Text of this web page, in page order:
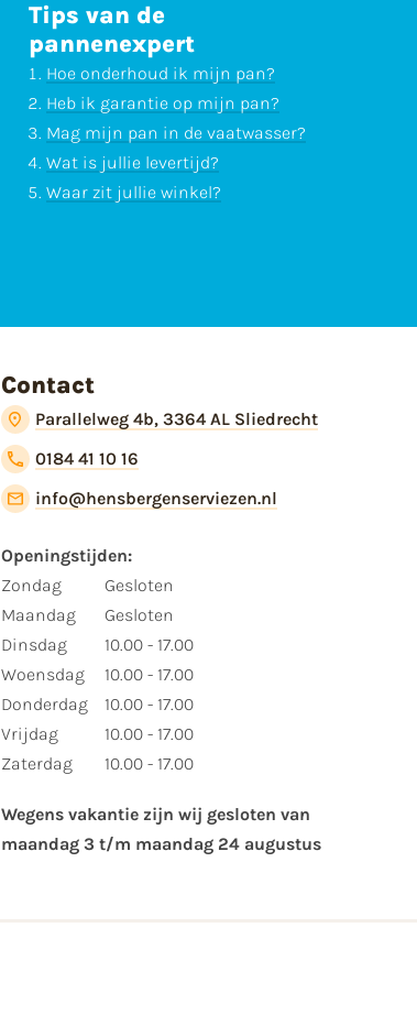
Tips van de
pannenexpert
Hoe onderhoud ik mijn pan?
Heb ik garantie op mijn pan?
Mag mijn pan in de vaatwasser?
Wat is jullie levertijd?
Waar zit jullie winkel?
Contact
Parallelweg 4b, 3364 AL Sliedrecht
0184 41 10 16
info@hensbergenserviezen.nl
Openingstijden:​
​Zondag
Maandag
Dinsdag
Woensdag
Donderdag
Vrijdag
Zaterdag
Gesloten
Gesloten
10.00 - 17.00
10.00 - 17.00
10.00 - 17.00
10.00 - 17.00
10.00 - 17.00
Wegens vakantie zijn wij gesloten van ​
maandag 3 t/m maandag 24 augustus